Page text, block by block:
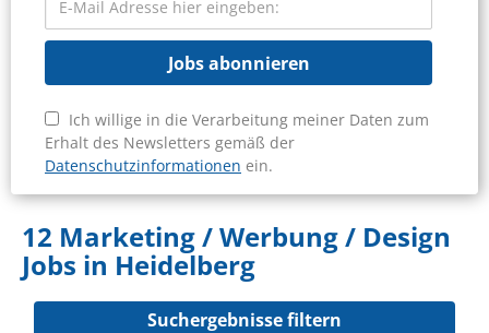
Jobs abonnieren
Ich willige in die Verarbeitung meiner Daten zum
Erhalt des Newsletters gemäß der
Datenschutzinformationen ein.
12 Marketing / Werbung / Design
Jobs in Heidelberg
Suchergebnisse filtern